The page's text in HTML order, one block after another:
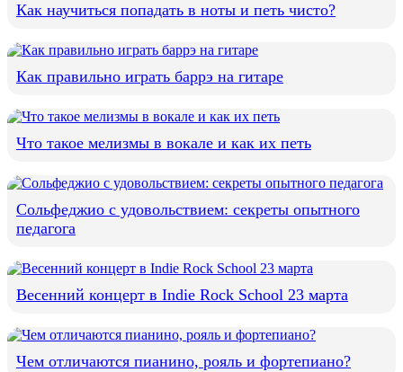
Как научиться попадать в ноты и петь чисто?
Как правильно играть баррэ на гитаре
Что такое мелизмы в вокале и как их петь
Сольфеджио с удовольствием: секреты опытного
педагога
Весенний концерт в Indie Rock School 23 марта
Чем отличаются пианино, рояль и фортепиано?